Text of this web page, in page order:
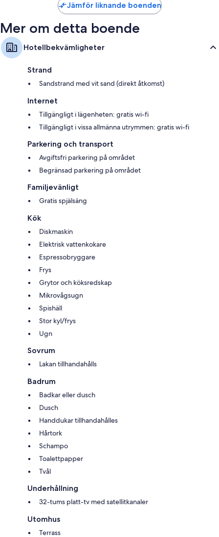
Jämför liknande boenden
Mer om detta boende
Hotellbekvämligheter
Strand
Sandstrand med vit sand (direkt åtkomst)
Internet
Tillgängligt i lägenheten: gratis wi-fi
Tillgängligt i vissa allmänna utrymmen: gratis wi-fi
Parkering och transport
Avgiftsfri parkering på området
Begränsad parkering på området
Familjevänligt
Gratis spjälsäng
Kök
Diskmaskin
Elektrisk vattenkokare
Espressobryggare
Frys
Grytor och köksredskap
Mikrovågsugn
Spishäll
Stor kyl/frys
Ugn
Sovrum
Lakan tillhandahålls
Badrum
Badkar eller dusch
Dusch
Handdukar tillhandahålles
Hårtork
Schampo
Toalettpapper
Tvål
Underhållning
32-tums platt-tv med satellitkanaler
Utomhus
Terrass